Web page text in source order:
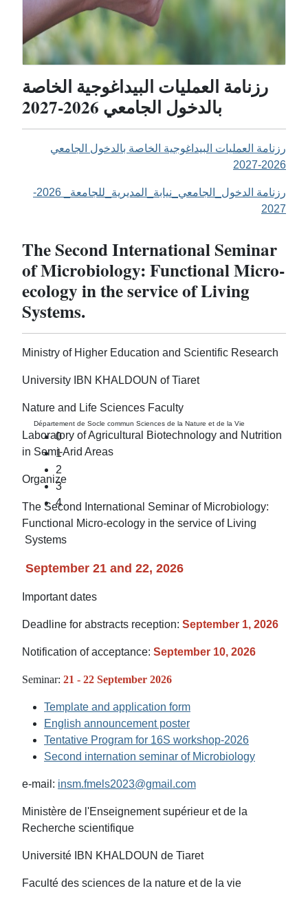
Département de Socle commun Sciences de la Nature et de la Vie
0
1
2
3
4
رزنامة العمليات البيداغوجية الخاصة
بالدخول الجامعي 2026-2027
رزنامة العمليات البيداغوجية الخاصة بالدخول الجامعي
2026-2027
رزنامة الدخول_الجامعي_نيابة_المديرية_للجامعة_ 2026-
2027
The Second International Seminar
of Microbiology: Functional Micro-
ecology in the service of Living
Systems.
Ministry of Higher Education and Scientific Research
University IBN KHALDOUN of Tiaret
Nature and Life Sciences Faculty
Laboratory of Agricultural Biotechnology and Nutrition
in Semi-Arid Areas
Organize
The Second International Seminar of Microbiology:
Functional Micro-ecology in the service of Living
Systems
September 21 and 22, 2026
Important dates
Deadline for abstracts reception: September 1, 2026
Notification of acceptance: September 10, 2026
Seminar: 21 - 22 September 2026
Template and application form
English announcement poster
Tentative Program for 16S workshop-2026
Second internation seminar of Microbiology
e-mail: insm.fmels2023@gmail.com
Ministère de l'Enseignement supérieur et de la
Recherche scientifique
Université IBN KHALDOUN de Tiaret
Faculté des sciences de la nature et de la vie